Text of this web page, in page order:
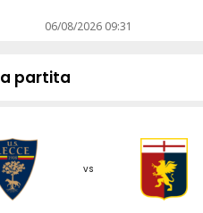
06/08/2026 09:31
partita
vs